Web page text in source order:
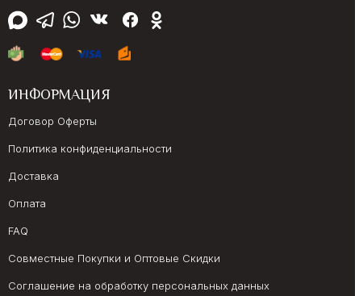
ИНФОРМАЦИЯ
Договор Оферты
Политика конфиденциальности
Доставка
Оплата
FAQ
Совместные Покупки и Оптовые Скидки
Соглашение на обработку персональных данных